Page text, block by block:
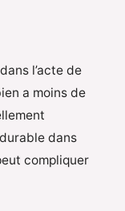
l’acte de
a moins de
dans
compliquer